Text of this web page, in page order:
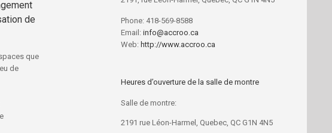
de
que
de
Phone: 418-569-8588
Email:info@accroo.ca
Web: http://www.accroo.ca
Heures d’ouverture de la salle de montre
Salle de montre:
2191 rue Léon-Harmel, Quebec, QC G1N 4N5